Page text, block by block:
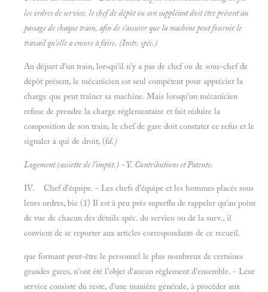
les ordres de service, le chef de dépôt ou son suppléant doit être présent au
passage de chaque train, afin de s'assurer que la machine peut fournir le
travail qu'elle a encore à faire. (Instr. spéc.)
Au départ d'un train, lorsqu'il n'y a pas de chef ou de sous-chef de
dépôt présent, le mécanicien est seul compétent pour apprécier la
charge que peut traîner sa machine. Mais lorsqu'un mécanicien
refuse de prendre la charge réglementaire et fait réduire la
composition de son train, le chef de gare doit constater ce refus et le
signaler à qui de droit, (fd.)
Logement (assiette de l'impôt.) - Y. Contributions etPatente.
IV. Chef d'équipe. - Les chefs d'équipe et les hommes placés sous
leurs ordres, bie (1) Il est à peu près superflu de rappeler qu'au point
de vue de chacun des détails spéc. du servico ou de la surv., il
convient de se reporter aux articles correspondants de ce recueil.
que formant peut-être le personnel le plus nombreux de certaines
grandes gares, n'ont été l'objet d'aucun règlement d'ensemble. - Leur
service consiste du reste, d'une manière générale, à procéder aux